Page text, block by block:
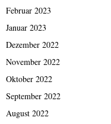
Februar 2023
Januar 2023
Dezember 2022
November 2022
Oktober 2022
September 2022
August 2022